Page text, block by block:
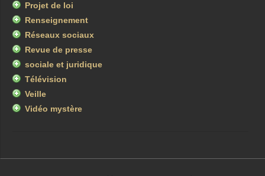
Projet de loi
Renseignement
Réseaux sociaux
Revue de presse
sociale et juridique
Télévision
Veille
Vidéo mystère